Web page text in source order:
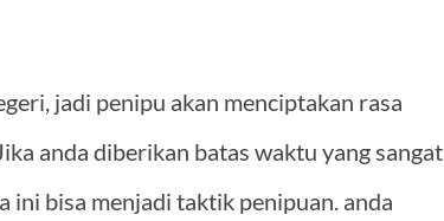
jadi penipu akan menciptakan rasa
anda diberikan batas waktu yang sangat
bisa menjadi taktik penipuan. anda